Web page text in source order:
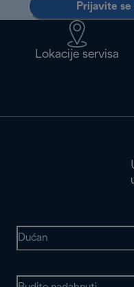
Prijavite
Lokacije servisa
Dućan